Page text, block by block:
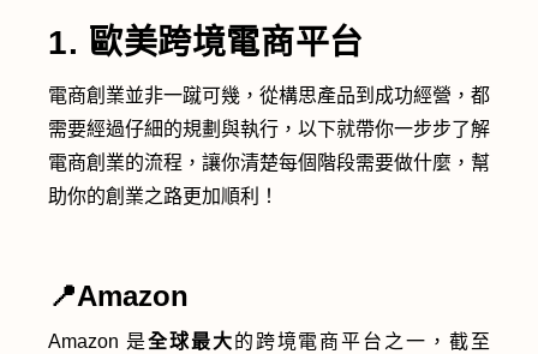
1. 歐美跨境電商平台
電商創業並非一蹴可幾，從構思產品到成功經營，都
需要經過仔細的規劃與執行，以下就帶你一步步了解
電商創業的流程，讓你清楚每個階段需要做什麼，幫
助你的創業之路更加順利！
📍Amazon
Amazon 是全球最大的跨境電商平台之一，截至